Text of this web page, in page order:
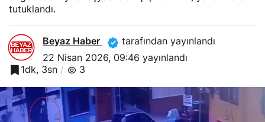
tutuklandı.
Beyaz Haber
tarafından yayınlandı
22 Nisan 2026, 09:46 yayınlandı
1dk, 3sn
3